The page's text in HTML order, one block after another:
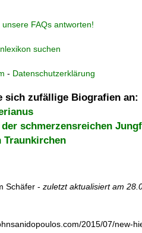
FAQs antworten!
suchen
- Datenschutzerklärung
sich zufällige Biografien an:
schmerzensreichen
Traunkirchen
Schäfer - zuletzt aktualisiert am
2015/07/new-